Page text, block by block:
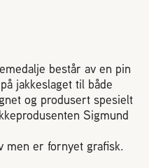
består av en pin
jakkeslaget til både
og produsert spesielt
Sigmund
men er fornyet grafisk.